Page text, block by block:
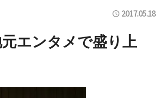
2017.05.18
エンタメで盛り上